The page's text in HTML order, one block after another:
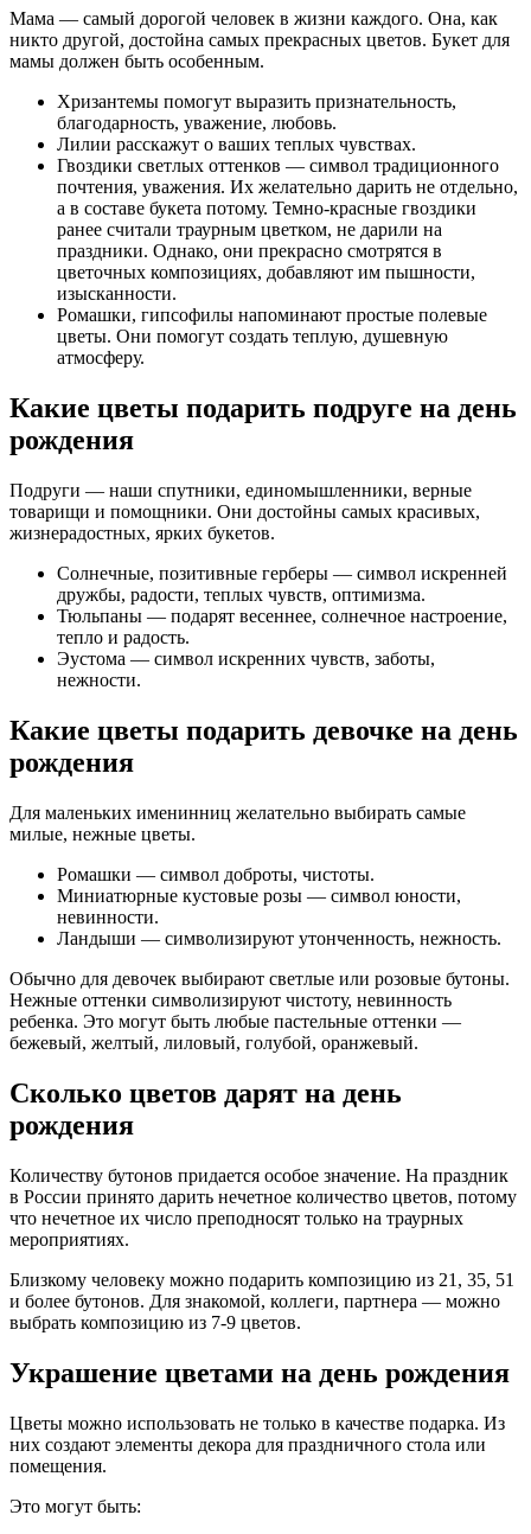
Мама — самый дорогой человек в жизни каждого. Она, как
никто другой, достойна самых прекрасных цветов. Букет для
мамы должен быть особенным.
Хризантемы помогут выразить признательность,
благодарность, уважение, любовь.
Лилии расскажут о ваших теплых чувствах.
Гвоздики светлых оттенков — символ традиционного
почтения, уважения. Их желательно дарить не отдельно,
а в составе букета потому. Темно-красные гвоздики
ранее считали траурным цветком, не дарили на
праздники. Однако, они прекрасно смотрятся в
цветочных композициях, добавляют им пышности,
изысканности.
Ромашки, гипсофилы напоминают простые полевые
цветы. Они помогут создать теплую, душевную
атмосферу.
Какие цветы подарить подруге на день
рождения
Подруги — наши спутники, единомышленники, верные
товарищи и помощники. Они достойны самых красивых,
жизнерадостных, ярких букетов.
Солнечные, позитивные герберы — символ искренней
дружбы, радости, теплых чувств, оптимизма.
Тюльпаны — подарят весеннее, солнечное настроение,
тепло и радость.
Эустома — символ искренних чувств, заботы,
нежности.
Какие цветы подарить девочке на день
рождения
Для маленьких именинниц желательно выбирать самые
милые, нежные цветы.
Ромашки — символ доброты, чистоты.
Миниатюрные кустовые розы — символ юности,
невинности.
Ландыши — символизируют утонченность, нежность.
Обычно для девочек выбирают светлые или розовые бутоны.
Нежные оттенки символизируют чистоту, невинность
ребенка. Это могут быть любые пастельные оттенки —
бежевый, желтый, лиловый, голубой, оранжевый.
Сколько цветов дарят на день
рождения
Количеству бутонов придается особое значение. На праздник
в России принято дарить нечетное количество цветов, потому
что нечетное их число преподносят только на траурных
мероприятиях.
Близкому человеку можно подарить композицию из 21, 35, 51
и более бутонов. Для знакомой, коллеги, партнера — можно
выбрать композицию из 7-9 цветов.
Украшение цветами на день рождения
Цветы можно использовать не только в качестве подарка. Из
них создают элементы декора для праздничного стола или
помещения.
Это могут быть: